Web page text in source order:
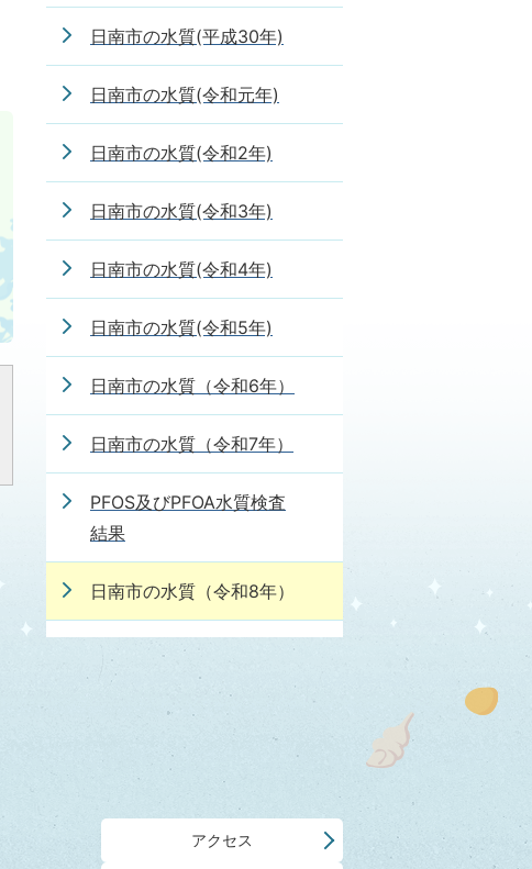
日南市の水質(平成30年)
日南市の水質(令和元年)
日南市の水質(令和2年)
日南市の水質(令和3年)
日南市の水質(令和4年)
日南市の水質(令和5年)
日南市の水質（令和6年）
日南市の水質（令和7年）
PFOS及びPFOA水質検査
結果
日南市の水質（令和8年）
アクセス